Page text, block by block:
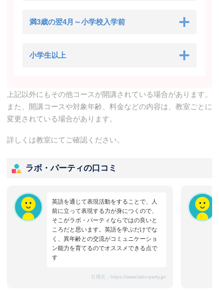
満3歳の翌4月～小学校入学前
小学生以上
上記以外にもその他コースが開講されている場合があります。
また、開講コースや対象年齢、料金などの内容は、教室ごとに
変更されている場合があります。
詳しくは教室にてご確認ください。
ラボ・パーティの口コミ
英語を通じて表現活動をすることで、人
前に立って表現する力が身につくので、
そこがラボ・パーティならではの良いと
ころだと思います。英語を学ぶだけでな
く、異年齢との交流がコミュニケーショ
ン能力を育てるのでオススメできる点で
す
引用元： https://www.labo-party.jp/